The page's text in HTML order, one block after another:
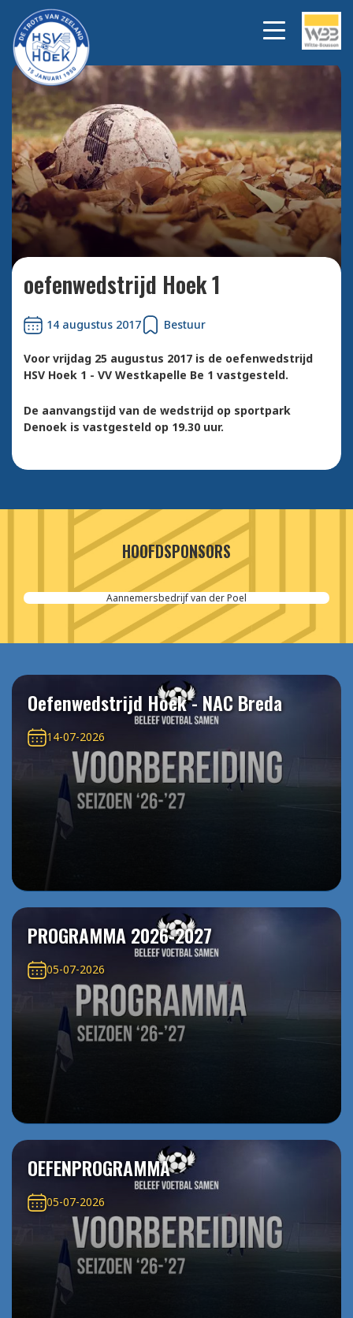
Bekijk alle foto's
oefenwedstrijd Hoek 1
14 augustus 2017 Bestuur
Voor vrijdag 25 augustus 2017 is de oefenwedstrijd
HSV Hoek 1 - VV Westkapelle Be 1 vastgesteld.
De aanvangstijd van de wedstrijd op sportpark
Denoek is vastgesteld op 19.30 uur.
HOOFDSPONSORS
Aannemersbedrijf van der Poel
Oefenwedstrijd Hoek - NAC Breda
14-07-2026
PROGRAMMA 2026-2027
05-07-2026
OEFENPROGRAMMA
05-07-2026